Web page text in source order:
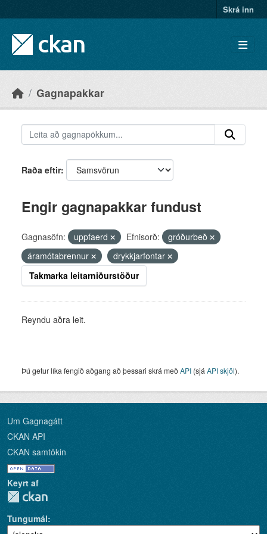
Skrá inn
Gagnapakkar
Raða eftir
Engir gagnapakkar fundust
Gagnasöfn: uppfaerd Efnisorð:
gróðurbeð
áramótabrennur
drykkjarfontar
Takmarka leitarniðurstöður
Reyndu aðra leit.
Þú getur líka fengið aðgang að þessari skrá meðAPI (sjá API skjöl).
Um Gagnagátt
CKAN API
CKAN samtökin
Keyrt af
Tungumál